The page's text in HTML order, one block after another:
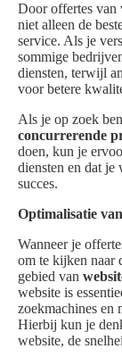
Door offertes van
niet alleen de
service. Als je
sommige
diensten, terwijl
voor betere
Als je op zoek
concurrerende
doen, kun je
diensten en dat
succes.
Optimalisatie
Wanneer je
om te kijken naar
gebied van
website is
zoekmachines en
Hierbij kun je
website, de